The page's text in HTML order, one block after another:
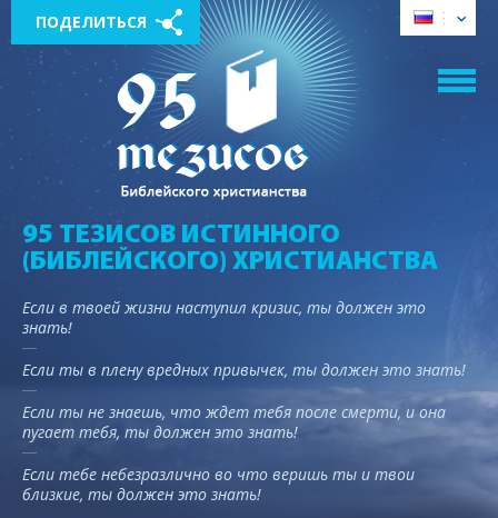
ПОДЕЛИТЬСЯ
95 ТЕЗИСОВ ИСТИННОГО
(БИБЛЕЙСКОГО) ХРИСТИАНСТВА
Если в твоей жизни наступил кризис, ты должен это
знать!
Если ты в плену вредных привычек, ты должен это знать!
Если ты не знаешь, что ждет тебя после смерти, и она
пугает тебя, ты должен это знать!
Если тебе небезразлично во что веришь ты и твои
близкие, ты должен это знать!